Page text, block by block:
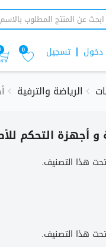
تسجيل دخول 0
الرياضة والترفية
و أجهزة التحكم
هذا التصنيف.
هذا التصنيف.